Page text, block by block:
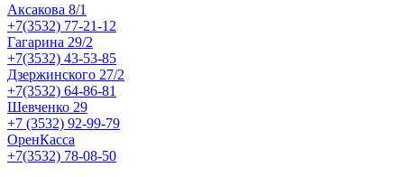
Аксакова 8/1
+7(3532) 77-21-12
Гагарина 29/2
+7(3532) 43-53-85
Дзержинского 27/2
+7(3532) 64-86-81
Шевченко 29
+7 (3532) 92-99-79
ОренКасса
+7(3532) 78-08-50